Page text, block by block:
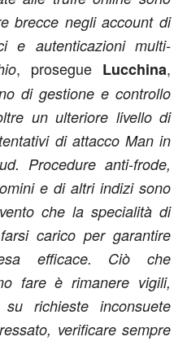
brecce negli account di
e autenticazioni multi-
, prosegue Lucchina,
di gestione e controllo
un ulteriore livello di
di attacco Man in
Procedure anti-frode,
e di altri indizi sono
che la specialità di
carico per garantire
efficace. Ciò che
fare è rimanere vigili,
richieste inconsuete
verificare sempre